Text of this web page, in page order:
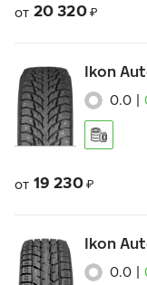
от 20 320 ₽
Ikon
0.0
от 19 230 ₽
Ikon
0.0